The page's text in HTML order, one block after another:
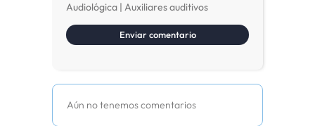
Audiológica | Auxiliares auditivos
Aún no tenemos comentarios